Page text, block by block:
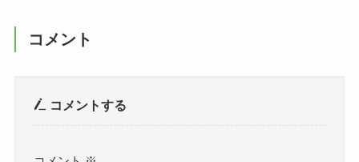
コメント
コメントする